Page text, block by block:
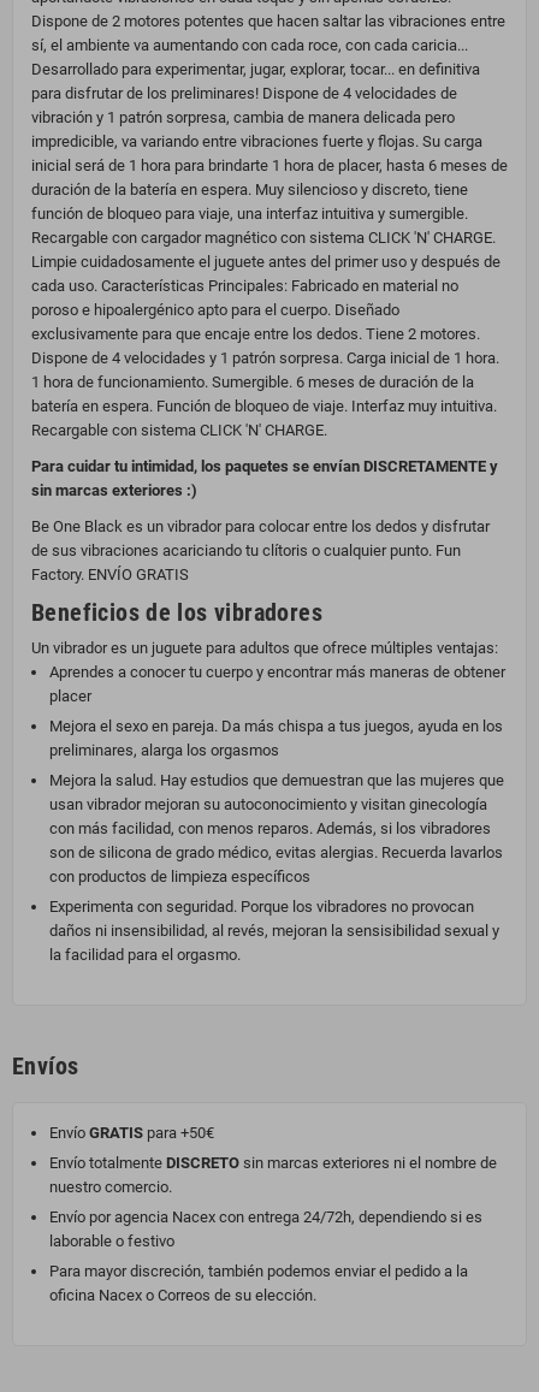
Dispone de 2 motores potentes que hacen saltar las vibraciones entre
sí, el ambiente va aumentando con cada roce, con cada caricia...
Desarrollado para experimentar, jugar, explorar, tocar... en definitiva
para disfrutar de los preliminares! Dispone de 4 velocidades de
vibración y 1 patrón sorpresa, cambia de manera delicada pero
impredicible, va variando entre vibraciones fuerte y flojas. Su carga
inicial será de 1 hora para brindarte 1 hora de placer, hasta 6 meses de
duración de la batería en espera. Muy silencioso y discreto, tiene
función de bloqueo para viaje, una interfaz intuitiva y sumergible.
Recargable con cargador magnético con sistema CLICK 'N' CHARGE.
Limpie cuidadosamente el juguete antes del primer uso y después de
cada uso. Características Principales: Fabricado en material no
poroso e hipoalergénico apto para el cuerpo. Diseñado
exclusivamente para que encaje entre los dedos. Tiene 2 motores.
Dispone de 4 velocidades y 1 patrón sorpresa. Carga inicial de 1 hora.
1 hora de funcionamiento. Sumergible. 6 meses de duración de la
batería en espera. Función de bloqueo de viaje. Interfaz muy intuitiva.
Recargable con sistema CLICK 'N' CHARGE.
Para cuidar tu intimidad, los paquetes se envían DISCRETAMENTE y
sin marcas exteriores :)
Be One Black es un vibrador para colocar entre los dedos y disfrutar
de sus vibraciones acariciando tu clítoris o cualquier punto. Fun
Factory. ENVÍO GRATIS
Beneficios de los vibradores
Un vibrador es un juguete para adultos que ofrece múltiples ventajas:
Aprendes a conocer tu cuerpo y encontrar más maneras de obtener
placer
Mejora el sexo en pareja. Da más chispa a tus juegos, ayuda en los
preliminares, alarga los orgasmos
Mejora la salud. Hay estudios que demuestran que las mujeres que
usan vibrador mejoran su autoconocimiento y visitan ginecología
con más facilidad, con menos reparos. Además, si los vibradores
son de silicona de grado médico, evitas alergias. Recuerda lavarlos
con productos de limpieza específicos
Experimenta con seguridad. Porque los vibradores no provocan
daños ni insensibilidad, al revés, mejoran la sensisibilidad sexual y
la facilidad para el orgasmo.
Envíos
Envío GRATIS para +50€
Envío totalmente DISCRETO sin marcas exteriores ni el nombre de
nuestro comercio.
Envío por agencia Nacex con entrega 24/72h, dependiendo si es
laborable o festivo
Para mayor discreción, también podemos enviar el pedido a la
oficina Nacex o Correos de su elección.